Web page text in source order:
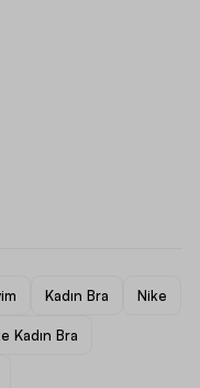
Kadın Bra Nike
Kadın Bra